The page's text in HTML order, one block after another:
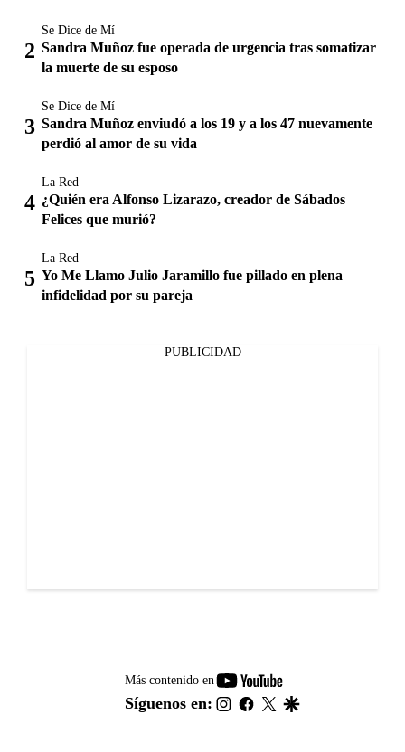
Se Dice de Mí
Sandra Muñoz fue operada de urgencia tras somatizar
la muerte de su esposo
Se Dice de Mí
Sandra Muñoz enviudó a los 19 y a los 47 nuevamente
perdió al amor de su vida
La Red
¿Quién era Alfonso Lizarazo, creador de Sábados
Felices que murió?
La Red
Yo Me Llamo Julio Jaramillo fue pillado en plena
infidelidad por su pareja
PUBLICIDAD
Más contenido en
youtube-
footer
Síguenos en: instagram
facebook
twitter